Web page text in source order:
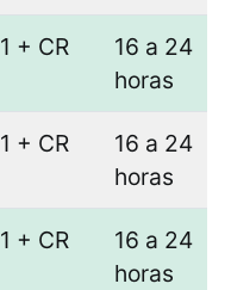
1 + CR
16 a 24
horas
1 + CR
16 a 24
horas
1 + CR
16 a 24
horas